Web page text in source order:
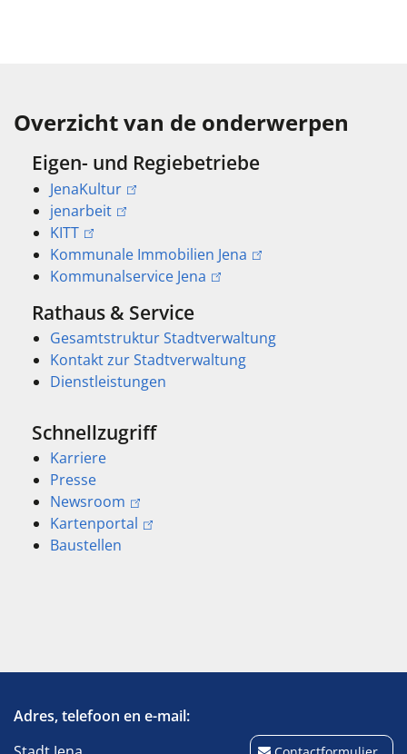
Overzicht van de onderwerpen
Eigen- und Regiebetriebe
JenaKultur
jenarbeit
KITT
Kommunale Immobilien Jena
Kommunalservice Jena
Rathaus & Service
Gesamtstruktur Stadtverwaltung
Kontakt zur Stadtverwaltung
Dienstleistungen
Schnellzugriff
Karriere
Presse
Newsroom
Kartenportal
Baustellen
Adres, telefoon en e-mail: